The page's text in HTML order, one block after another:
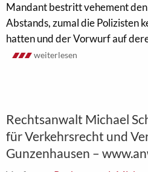
Mandant bestritt vehement
Abstands, zumal die Polizisten
hatten und der Vorwurf auf
weiterlesen
Rechtsanwalt Michael
für Verkehrsrecht und
Gunzenhausen –